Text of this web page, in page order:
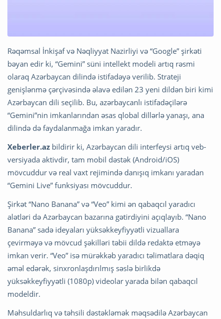
Rəqəmsal İnkişaf və Nəqliyyat Nazirliyi və “Google” şirkəti
bəyan edir ki, “Gemini” süni intellekt modeli artıq rəsmi
olaraq Azərbaycan dilində istifadəyə verilib. Strateji
genişlənmə çərçivəsində əlavə edilən 23 yeni dildən biri kimi
Azərbaycan dili seçilib. Bu, azərbaycanlı istifadəçilərə
“Gemini”nin imkanlarından əsas qlobal dillərlə yanaşı, ana
dilində də faydalanmağa imkan yaradır.
Xeberler.az bildirir ki, Azərbaycan dili interfeysi artıq veb-
versiyada aktivdir, tam mobil dəstək (Android/iOS)
mövcuddur və real vaxt rejimində danışıq imkanı yaradan
“Gemini Live” funksiyası mövcuddur.
Şirkət “Nano Banana” və “Veo” kimi ən qabaqcıl yaradıcı
alətləri də Azərbaycan bazarına gətirdiyini açıqlayıb. “Nano
Banana” sadə ideyaları yüksəkkeyfiyyətli vizuallara
çevirməyə və mövcud şəkilləri təbii dildə redaktə etməyə
imkan verir. “Veo” isə mürəkkəb yaradıcı təlimatlara dəqiq
əməl edərək, sinxronlaşdırılmış səslə birlikdə
yüksəkkeyfiyyətli (1080p) videolar yarada bilən qabaqcıl
modeldir.
Məhsuldarlıq və təhsili dəstəkləmək məqsədilə Azərbaycan